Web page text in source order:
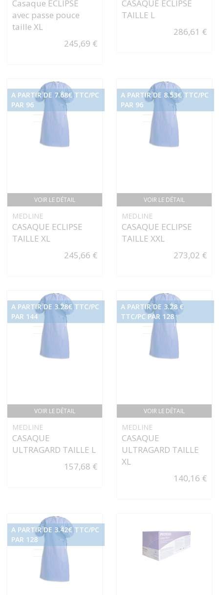
Casaque ECLIPSE
avec passe pouce
taille XL
245,69 €
CASAQUE ECLIPSE
TAILLE L
286,61 €
VOIR LE DÉTAIL
A PARTIR DE 7.68€ TTC/PC
PAR 96
MEDLINE
CASAQUE ECLIPSE
TAILLE XL
245,66 €
VOIR LE DÉTAIL
A PARTIR DE 8.53€ TTC/PC
PAR 96
MEDLINE
CASAQUE ECLIPSE
TAILLE XXL
273,02 €
VOIR LE DÉTAIL
A PARTIR DE 3.28€ TTC/PC
PAR 144
MEDLINE
CASAQUE
ULTRAGARD TAILLE L
157,68 €
VOIR LE DÉTAIL
A PARTIR DE 3.28 €
TTC/PC PAR 128
MEDLINE
CASAQUE
ULTRAGARD TAILLE
XL
140,16 €
A PARTIR DE 3.42€ TTC/PC
PAR 128